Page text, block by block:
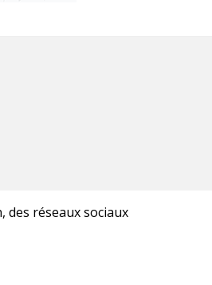
réseaux sociaux